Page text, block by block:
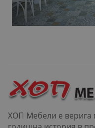
ХОП Мебели е верига